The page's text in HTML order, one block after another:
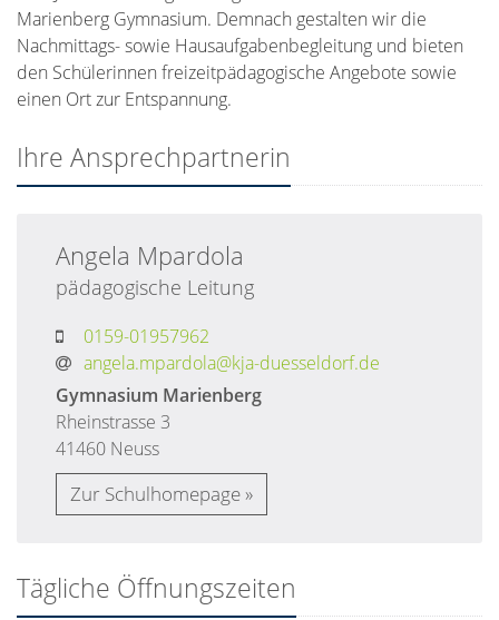
Marienberg Gymnasium. Demnach gestalten wir die
Nachmittags- sowie Hausaufgabenbegleitung und bieten
den Schülerinnen freizeitpädagogische Angebote sowie
einen Ort zur Entspannung.
Ihre Ansprechpartnerin
Angela Mpardola
pädagogische Leitung
0159-01957962
angela.mpardola@kja-duesseldorf.de
Gymnasium Marienberg
Rheinstrasse 3
41460 Neuss
Zur Schulhomepage
Tägliche Öffnungszeiten